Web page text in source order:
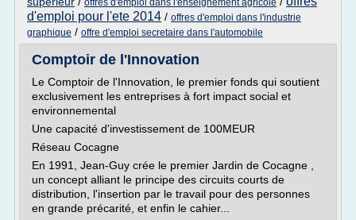
offres d'emploi dans l'enseignement agricole
d'emploi pour l'ete 2014 / offres d'emploi dans l'industrie
graphique / offre d'emploi secretaire dans l'automobile
Comptoir de l'Innovation
Le Comptoir de l'Innovation, le premier fonds qui soutient
exclusivement les entreprises à fort impact social et
environnemental
Une capacité d'investissement de 100MEUR
Réseau Cocagne
En 1991, Jean-Guy crée le premier Jardin de Cocagne ,
un concept alliant le principe des circuits courts de
distribution, l'insertion par le travail pour des personnes
en grande précarité, et enfin le cahier...